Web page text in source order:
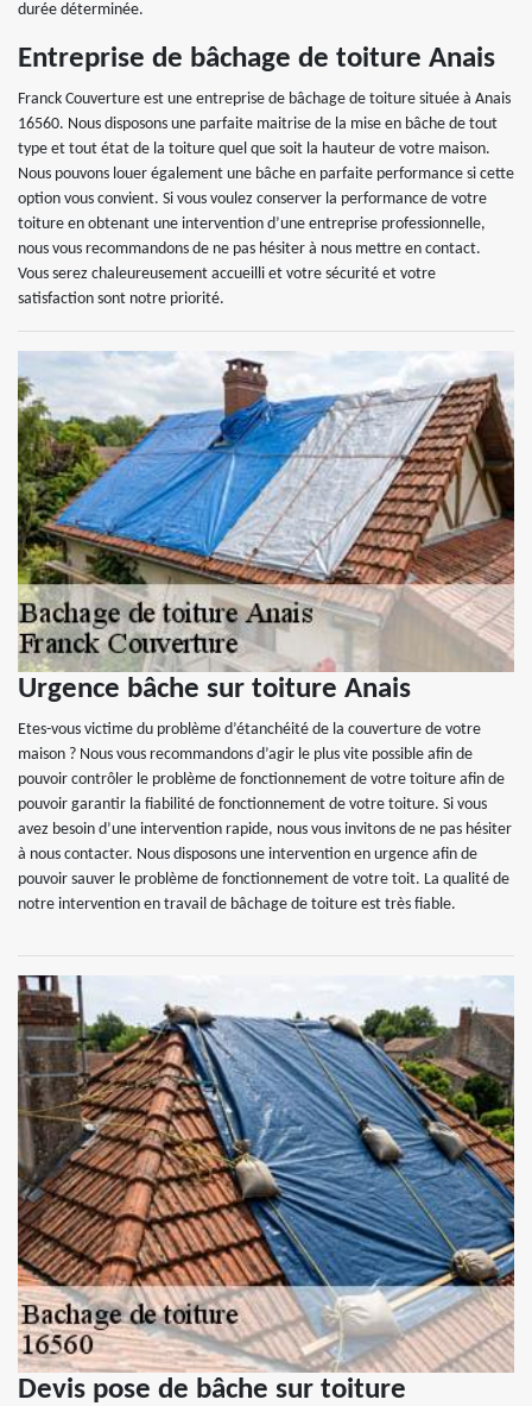
durée déterminée.
Entreprise de bâchage de toiture Anais
Franck Couverture est une entreprise de bâchage de toiture située à Anais
16560. Nous disposons une parfaite maitrise de la mise en bâche de tout
type et tout état de la toiture quel que soit la hauteur de votre maison.
Nous pouvons louer également une bâche en parfaite performance si cette
option vous convient. Si vous voulez conserver la performance de votre
toiture en obtenant une intervention d’une entreprise professionnelle,
nous vous recommandons de ne pas hésiter à nous mettre en contact.
Vous serez chaleureusement accueilli et votre sécurité et votre
satisfaction sont notre priorité.
Urgence bâche sur toiture Anais
Etes-vous victime du problème d’étanchéité de la couverture de votre
maison ? Nous vous recommandons d’agir le plus vite possible afin de
pouvoir contrôler le problème de fonctionnement de votre toiture afin de
pouvoir garantir la fiabilité de fonctionnement de votre toiture. Si vous
avez besoin d’une intervention rapide, nous vous invitons de ne pas hésiter
à nous contacter. Nous disposons une intervention en urgence afin de
pouvoir sauver le problème de fonctionnement de votre toit. La qualité de
notre intervention en travail de bâchage de toiture est très fiable.
Devis pose de bâche sur toiture